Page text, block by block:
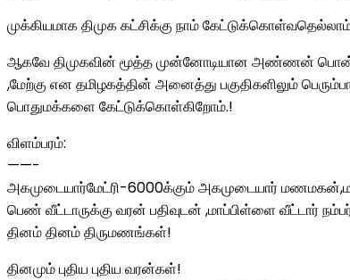
முக்கியமாக திமுக கட்சிக்கு நாம்
ஆகவே திமுகவின் மூத்த முன்னோடியான அண்ணன்
,மேற்கு என தமிழகத்தின் அனைத்து பகுதிகளிலும்
பொதுமக்களை கேட்டுக்கொள்கிறோம்.!
விளம்பரம்:
——-
அகமுடையார்மேட்ரி-6000க்கும் அகமுடையார்
பெண் வீட்டாருக்கு வரன் பதிவுடன் ,மாப்பிள்ளை வீட்டார்
தினம் தினம் திருமணங்கள்!
தினமும் புதிய புதிய வரன்கள்!